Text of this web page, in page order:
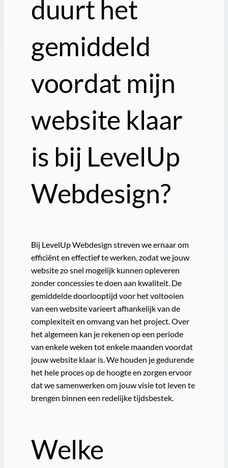
duurt het
gemiddeld
voordat mijn
website klaar
is bij LevelUp
Webdesign?
Bij LevelUp Webdesign streven we ernaar om
efficiënt en effectief te werken, zodat we jouw
website zo snel mogelijk kunnen opleveren
zonder concessies te doen aan kwaliteit. De
gemiddelde doorlooptijd voor het voltooien
van een website varieert afhankelijk van de
complexiteit en omvang van het project. Over
het algemeen kan je rekenen op een periode
van enkele weken tot enkele maanden voordat
jouw website klaar is. We houden je gedurende
het hele proces op de hoogte en zorgen ervoor
dat we samenwerken om jouw visie tot leven te
brengen binnen een redelijke tijdsbestek.
Welke